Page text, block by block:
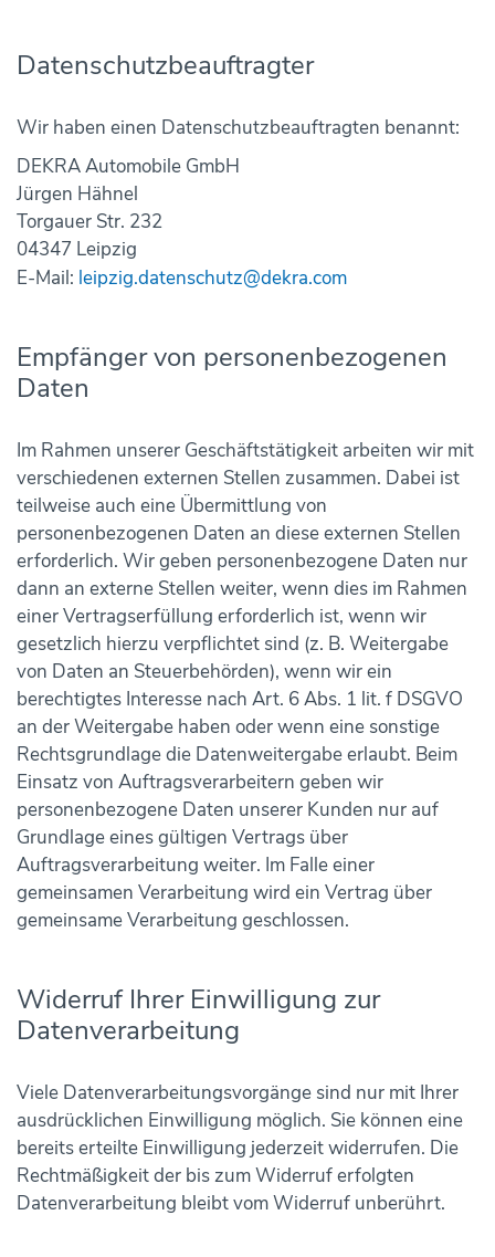
Datenschutz­beauftragter
Wir haben einen Datenschutzbeauftragten benannt:
DEKRA Automobile GmbH
Jürgen Hähnel
Torgauer Str. 232
04347 Leipzig
E-Mail: leipzig.datenschutz@dekra.com
Empfänger von personenbezogenen
Daten
Im Rahmen unserer Geschäftstätigkeit arbeiten wir mit
verschiedenen externen Stellen zusammen. Dabei ist
teilweise auch eine Übermittlung von
personenbezogenen Daten an diese externen Stellen
erforderlich. Wir geben personenbezogene Daten nur
dann an externe Stellen weiter, wenn dies im Rahmen
einer Vertragserfüllung erforderlich ist, wenn wir
gesetzlich hierzu verpflichtet sind (z. B. Weitergabe
von Daten an Steuerbehörden), wenn wir ein
berechtigtes Interesse nach Art. 6 Abs. 1 lit. f DSGVO
an der Weitergabe haben oder wenn eine sonstige
Rechtsgrundlage die Datenweitergabe erlaubt. Beim
Einsatz von Auftragsverarbeitern geben wir
personenbezogene Daten unserer Kunden nur auf
Grundlage eines gültigen Vertrags über
Auftragsverarbeitung weiter. Im Falle einer
gemeinsamen Verarbeitung wird ein Vertrag über
gemeinsame Verarbeitung geschlossen.
Widerruf Ihrer Einwilligung zur
Datenverarbeitung
Viele Datenverarbeitungsvorgänge sind nur mit Ihrer
ausdrücklichen Einwilligung möglich. Sie können eine
bereits erteilte Einwilligung jederzeit widerrufen. Die
Rechtmäßigkeit der bis zum Widerruf erfolgten
Datenverarbeitung bleibt vom Widerruf unberührt.